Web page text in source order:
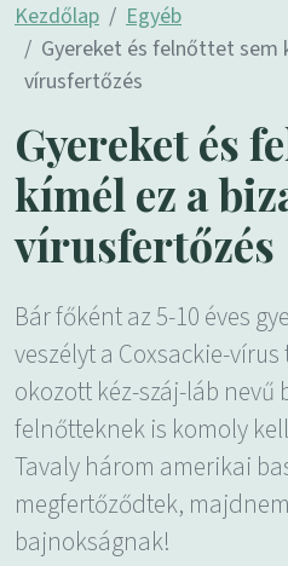
Kezdőlap
Egyéb
Gyereket és felnőttet sem
vírusfertőzés
Gyereket és
kímél ez a
vírusfertőzés
Bár főként az 5-10 éves
veszélyt a Coxsackie-
okozott kéz-száj-láb nevű
felnőtteknek is komoly
Tavaly három amerikai
megfertőződtek,
bajnokságnak!